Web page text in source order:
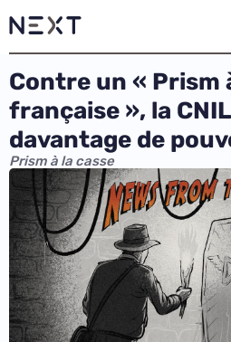
Contre un « Prism
française », la
davantage de
Prism à la casse